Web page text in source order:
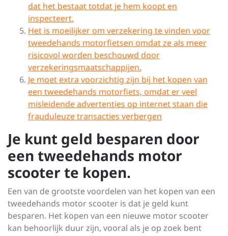
dat het bestaat totdat je hem koopt en
inspecteert.
Het is moeilijker om verzekering te vinden voor
tweedehands motorfietsen omdat ze als meer
risicovol worden beschouwd door
verzekeringsmaatschappijen.
Je moet extra voorzichtig zijn bij het kopen van
een tweedehands motorfiets, omdat er veel
misleidende advertenties op internet staan die
frauduleuze transacties verbergen
Je kunt geld besparen door
een tweedehands motor
scooter te kopen.
Een van de grootste voordelen van het kopen van een
tweedehands motor scooter is dat je geld kunt
besparen. Het kopen van een nieuwe motor scooter
kan behoorlijk duur zijn, vooral als je op zoek bent